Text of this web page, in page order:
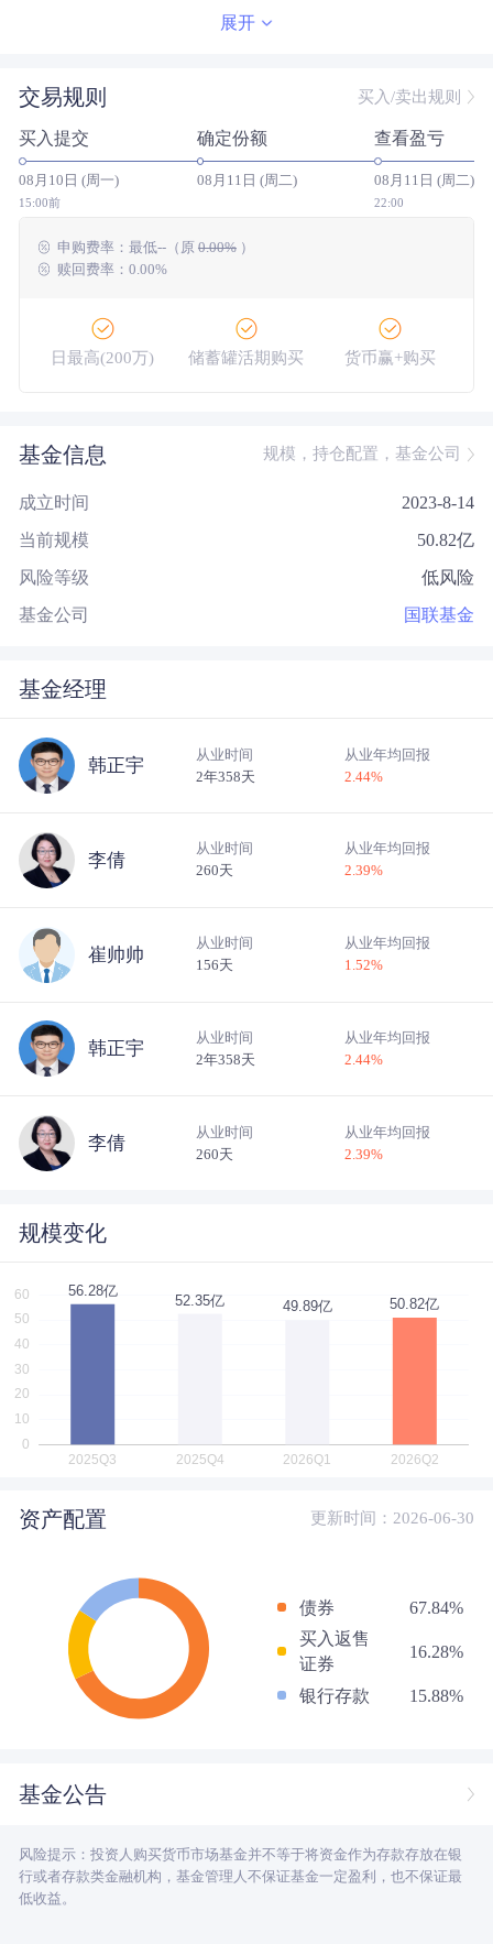
近三年 --/--
近五年 -- 0.00% --/--
今年以来 385/942
成立以来 4.94%
展开
交易规则 买入/卖出规则
买入提交
08月10日 (周一)
15:00前
确定份额
08月11日 (周二)
查看盈亏
08月11日 (周二)
22:00
申购费率： 最低--（原 0.00%）
赎回费率：0.00%
日最高(200万) 储蓄罐活期购买 货币赢+购买
大额网银转账
基金信息 规模，持仓配置，基金公司
成立时间 2023-8-14
当前规模 50.82亿
风险等级 低风险
基金公司 国联基金
基金经理
韩正宇
从业时间
2年358天
从业年均回报
2.44%
李倩
从业时间
260天
从业年均回报
2.39%
崔帅帅
从业时间
156天
从业年均回报
1.52%
韩正宇
从业时间
2年358天
从业年均回报
2.44%
李倩
从业时间
260天
从业年均回报
2.39%
规模变化
资产配置 更新时间：2026-06-30
债券
67.84%
买入返售
证券
16.28%
银行存款 15.88%
基金公告
风险提示：投资人购买货币市场基金并不等于将资金作为存款存放在银
行或者存款类金融机构，基金管理人不保证基金一定盈利，也不保证最
低收益。